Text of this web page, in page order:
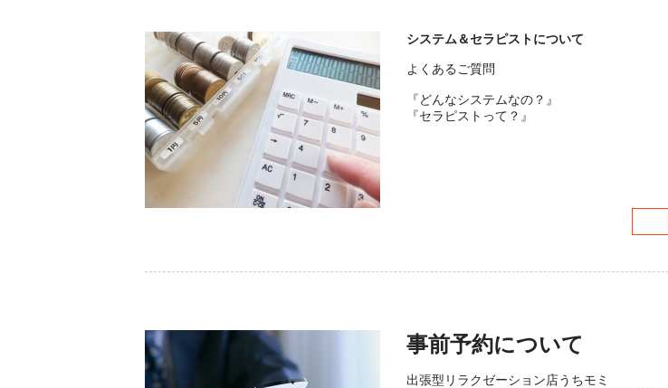
システム＆セラピストについて
よくあるご質問
『どんなシステムなの？』
『セラピストって？』
事前予約について
出張型リラクゼーション店うちモミ